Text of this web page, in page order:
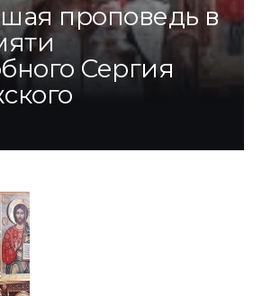
проповедь в
Сергия